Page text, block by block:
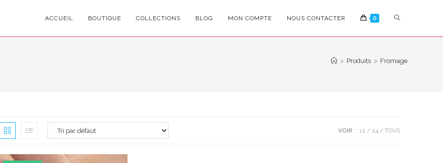
ACCUEIL BOUTIQUE COLLECTIONS BLOG MON COMPTE NOUS CONTACTER 0 TOGGLE
> Produits > Fromage
VOIR : 12 24 TOUS